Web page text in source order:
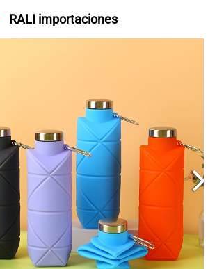
RALI importaciones